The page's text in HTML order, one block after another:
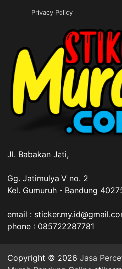
Privacy Policy
Jl. Babakan Jati,
Gg. Jatimulya V no. 2
Kel. Gumuruh - Bandung
email :
phone : 085722287781
Copyright © 2026 Jasa